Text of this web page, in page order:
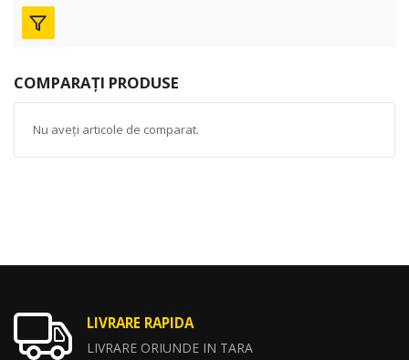
COMPARAȚI PRODUSE
Nu aveți articole de comparat.
LIVRARE RAPIDA
LIVRARE ORIUNDE IN TARA